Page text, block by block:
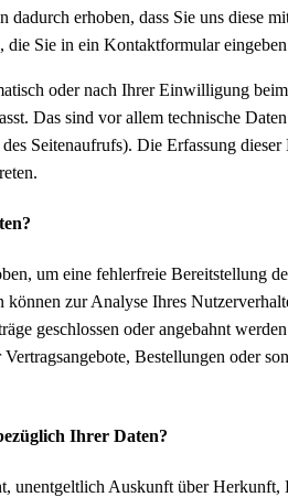
dadurch erhoben, dass Sie uns diese
die Sie in ein Kontaktformular
oder nach Ihrer Einwilligung
Das sind vor allem technische
Seitenaufrufs). Die Erfassung
um eine fehlerfreie Bereitstellung
können zur Analyse Ihres
geschlossen oder angebahnt
Bestellungen oder
Ihrer Daten?
unentgeltlich Auskunft über